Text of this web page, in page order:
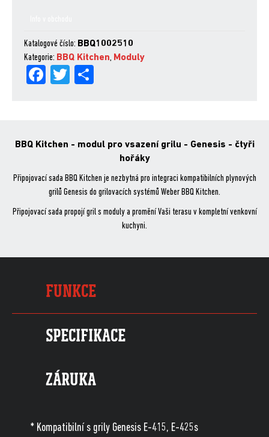
Katalogové číslo: BBQ1002510
Kategorie: BBQ Kitchen, Moduly
Fa
Tw
BBQ Kitchen - modul pro vsazení grilu - Genesis - čtyři
hořáky
Připojovací sada BBQ Kitchen je nezbytná pro integraci kompatibilních plynových
grilů Genesis do grilovacích systémů Weber BBQ Kitchen.
Připojovací sada propojí gril s moduly a promění Vaši terasu v kompletní venkovní
kuchyni.
FUNKCE
SPECIFIKACE
ZÁRUKA
* Kompatibilní s grily Genesis E-415, E-425s